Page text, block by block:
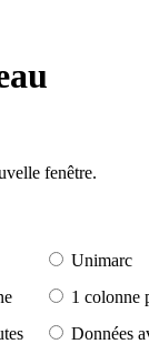
fenêtre.
Unimarc
1 colonne
Données